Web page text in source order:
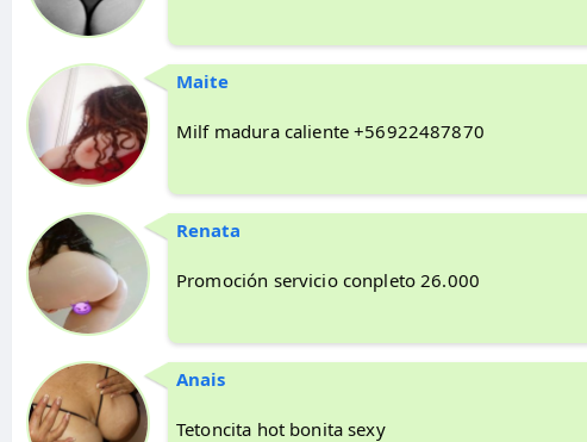
Maite
Milf madura caliente +56922487870
Renata
Promoción servicio conpleto 26.000
Anais
Tetoncita hot bonita sexy